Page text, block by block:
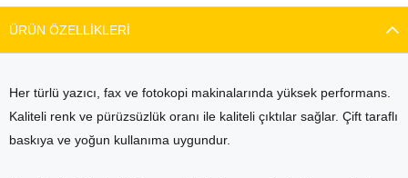
ÜRÜN ÖZELLIKLERI
Her türlü yazıcı, fax ve fotokopi makinalarında yüksek performans.
Kaliteli renk ve pürüzsüzlük oranı ile kaliteli çıktılar sağlar. Çift taraflı
baskıya ve yoğun kullanıma uygundur.